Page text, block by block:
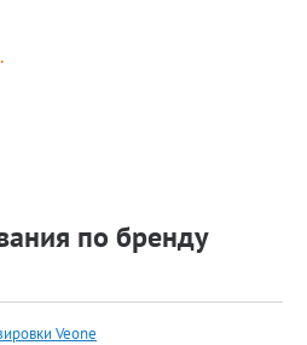
по бренду
Veone